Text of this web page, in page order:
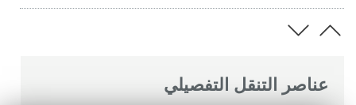
عناصر التنقل التفصيلي